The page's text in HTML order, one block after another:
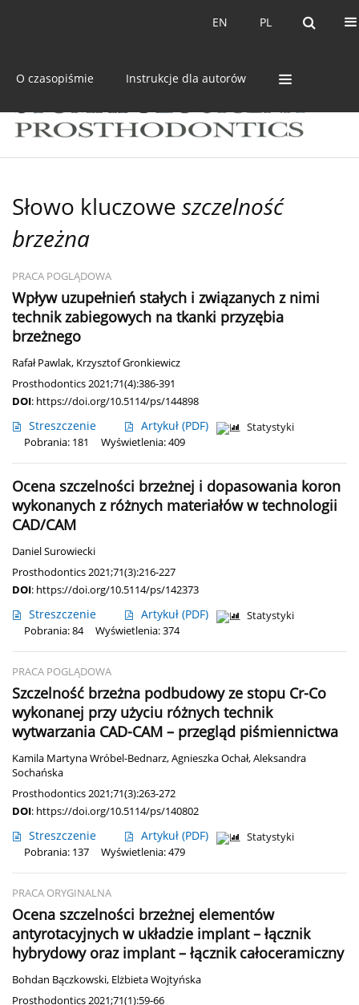
PL
EN PL
EN
O czasopiśmie Instrukcje dla autorów
Słowo kluczowe szczelność
brzeżna
PRACA POGLĄDOWA
Wpływ uzupełnień stałych i związanych z nimi
technik zabiegowych na tkanki przyzębia
brzeżnego
Rafał Pawlak, Krzysztof Gronkiewicz
Prosthodontics 2021;71(4):386-391
DOI: https://doi.org/10.5114/ps/144898
Streszczenie Artykuł (PDF)
Statystyki
Pobrania: 181
Wyświetlenia: 409
Ocena szczelności brzeżnej i dopasowania koron
wykonanych z różnych materiałów w technologii
CAD/CAM
Daniel Surowiecki
Prosthodontics 2021;71(3):216-227
DOI: https://doi.org/10.5114/ps/142373
Streszczenie Artykuł (PDF)
Statystyki
Pobrania: 84
Wyświetlenia: 374
PRACA POGLĄDOWA
Szczelność brzeżna podbudowy ze stopu Cr-Co
wykonanej przy użyciu różnych technik
wytwarzania CAD-CAM – przegląd piśmiennictwa
Kamila Martyna Wróbel-Bednarz,Agnieszka Ochał,Aleksandra
Sochańska
Prosthodontics 2021;71(3):263-272
DOI: https://doi.org/10.5114/ps/140802
Streszczenie Artykuł (PDF)
Statystyki
Pobrania: 137
Wyświetlenia: 479
PRACA ORYGINALNA
Ocena szczelności brzeżnej elementów
antyrotacyjnych w układzie implant – łącznik
hybrydowy oraz implant – łącznik całoceramiczny
Bohdan Bączkowski, Elżbieta Wojtyńska
Prosthodontics 2021;71(1):59-66